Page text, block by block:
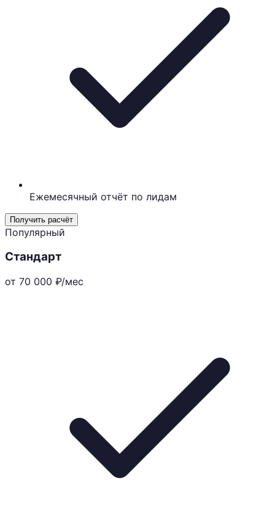
Ежемесячный отчёт по лидам
Получить расчёт
Популярный
Стандарт
от 70 000 ₽/мес